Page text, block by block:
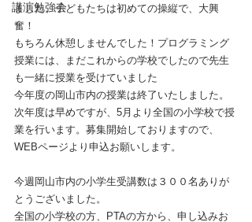
講演勉強会
ました。子どもたちは初めての操縦で、大興
奮！
もちろん休憩しませんでした！プログラミング
授業には、まだこれからの学校でしたので先生
も一緒に授業を受けていました
今年度の岡山市内の授業は終了いたしました。
次年度は早めですが、5月より全国の小学校で授
業を行います。募集開始しておりますので、
WEBページより申込お願いします。
今週岡山市内の小学生受講数は３００名ありが
とうございました。
全国の小学校の方、PTAの方から、申し込みお